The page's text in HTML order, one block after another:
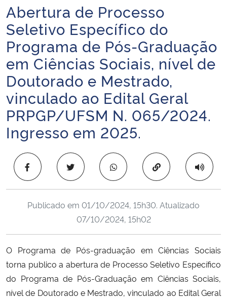
Ministério da Educação
Ministério da Cidadania
Ministério da Saúde
Ministério de Minas e Energia
Ministério da Ciência, Tecnologia, Inovações e Comunicações
Ministério do Meio Ambiente
Ministério do Turismo
Ministério do Desenvolvimento Regional
Controladoria-Geral da União
Início do conteúdo
Abertura de Processo
Seletivo Específico do
Programa de Pós-Graduação
em Ciências Sociais, nível de
Doutorado e Mestrado,
vinculado ao Edital Geral
PRPGP/UFSM N. 065/2024.
Ingresso em 2025.
Copiar para área
Publicado em 01/10/2024, 15h30. Atualizado
07/10/2024, 15h02
O Programa de Pós-graduação em Ciências Sociais
torna publico a abertura de Processo Seletivo Específico
do Programa de Pós-Graduação em Ciências Sociais,
nível de Doutorado e Mestrado, vinculado ao Edital Geral